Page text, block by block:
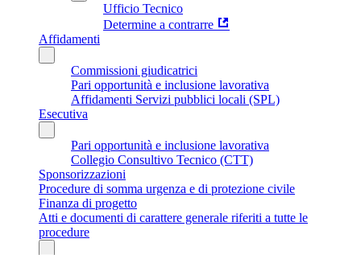
Ufficio Tecnico
Determine a contrarre
Affidamenti
Commissioni giudicatrici
Pari opportunità e inclusione lavorativa
Affidamenti Servizi pubblici locali (SPL)
Esecutiva
Pari opportunità e inclusione lavorativa
Collegio Consultivo Tecnico (CTT)
Sponsorizzazioni
Procedure di somma urgenza e di protezione civile
Finanza di progetto
Atti e documenti di carattere generale riferiti a tutte le
procedure